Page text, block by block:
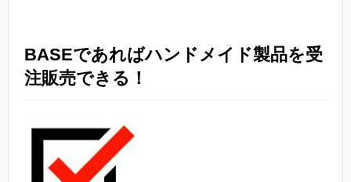
BASEであればハンドメイド製品を受
注販売できる！